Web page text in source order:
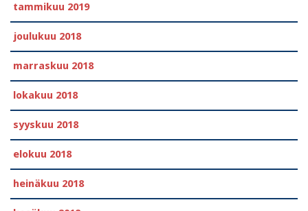
tammikuu 2019
joulukuu 2018
marraskuu 2018
lokakuu 2018
syyskuu 2018
elokuu 2018
heinäkuu 2018